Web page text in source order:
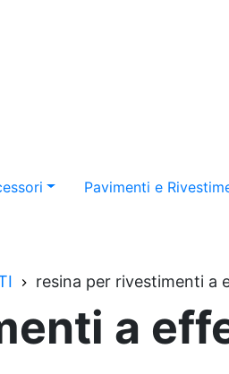
Pavimenti e
resina per rivestimenti a
a